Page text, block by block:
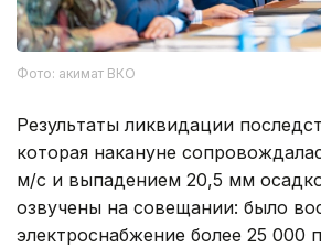
Фото: акимат ВКО
Результаты ликвидации
которая накануне
м/с и выпадением 20,5 мм
озвучены на совещании: было
электроснабжение более 25 000